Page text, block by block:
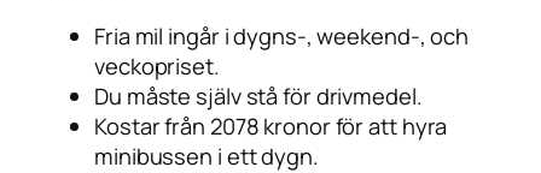
Fria mil ingår i dygns-, weekend-, och
veckopriset.
Du måste själv stå för drivmedel.
Kostar från 2078 kronor för att hyra
minibussen i ett dygn.